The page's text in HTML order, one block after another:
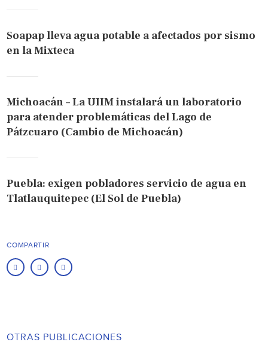
Soapap lleva agua potable a afectados por sismo
en la Mixteca
Michoacán – La UIIM instalará un laboratorio
para atender problemáticas del Lago de
Pátzcuaro (Cambio de Michoacán)
Puebla: exigen pobladores servicio de agua en
Tlatlauquitepec (El Sol de Puebla)
COMPARTIR
OTRAS PUBLICACIONES